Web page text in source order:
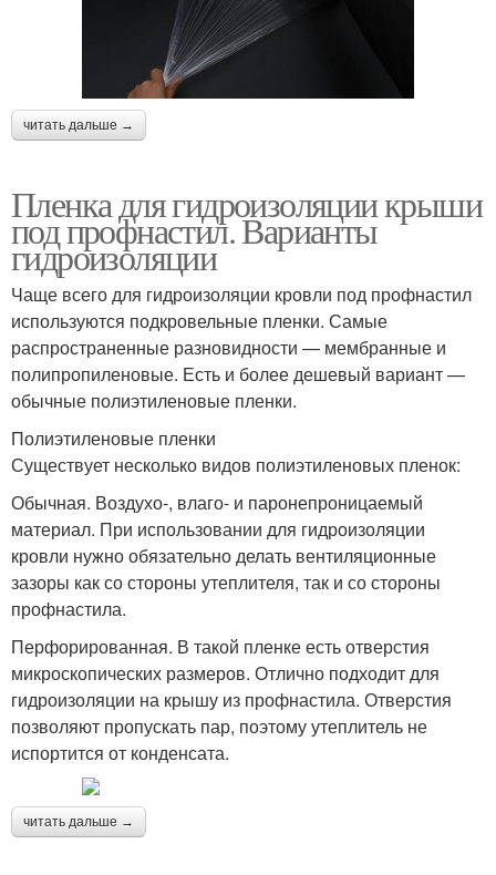
читать дальше →
Пленка для гидроизоляции крыши
под профнастил. Варианты
гидроизоляции
Чаще всего для гидроизоляции кровли под профнастил
используются подкровельные пленки. Самые
распространенные разновидности — мембранные и
полипропиленовые. Есть и более дешевый вариант —
обычные полиэтиленовые пленки.
Полиэтиленовые пленки
Существует несколько видов полиэтиленовых пленок:
Обычная. Воздухо-, влаго- и паронепроницаемый
материал. При использовании для гидроизоляции
кровли нужно обязательно делать вентиляционные
зазоры как со стороны утеплителя, так и со стороны
профнастила.
Перфорированная. В такой пленке есть отверстия
микроскопических размеров. Отлично подходит для
гидроизоляции на крышу из профнастила. Отверстия
позволяют пропускать пар, поэтому утеплитель не
испортится от конденсата.
читать дальше →